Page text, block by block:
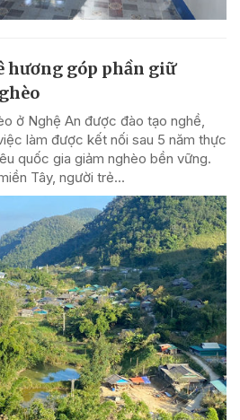
hương góp phần giữ
ở Nghệ An được đào tạo nghề,
làm được kết nối sau 5 năm thực
quốc gia giảm nghèo bền vững.
Tây, người trẻ...